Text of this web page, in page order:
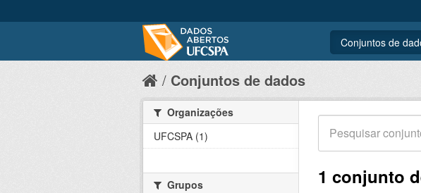
Conjuntos de
Conjuntos de dados
1 conjunto
Organizações
UFCSPA (1)
Grupos